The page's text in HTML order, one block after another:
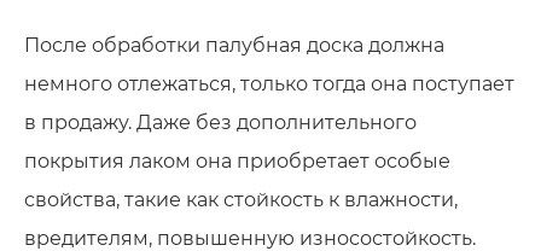
После обработки палубная доска должна
немного отлежаться, только тогда она поступает
в продажу. Даже без дополнительного
покрытия лаком она приобретает особые
свойства, такие как стойкость к влажности,
вредителям, повышенную износостойкость.